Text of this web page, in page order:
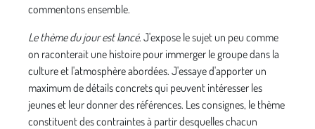
commentons ensemble.
Le thème du jour est lancé. J'expose le sujet un peu comme
on raconterait une histoire pour immerger le groupe dans la
culture et l'atmosphère abordées. J'essaye d'apporter un
maximum de détails concrets qui peuvent intéresser les
jeunes et leur donner des références. Les consignes, le thème
constituent des contraintes à partir desquelles chacun